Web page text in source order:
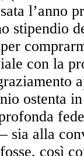
l’anno
stipendio
con la
ostenta
sia alla
così